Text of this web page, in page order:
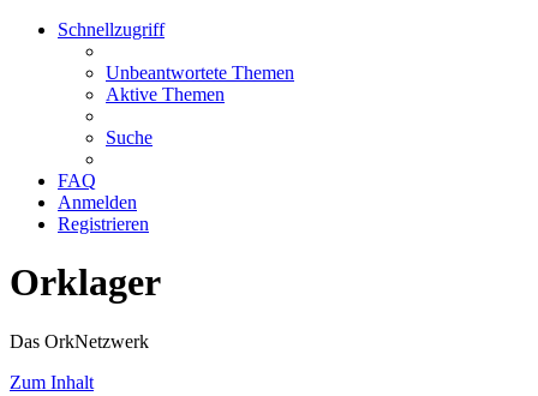
Schnellzugriff
Unbeantwortete Themen
Aktive Themen
Suche
FAQ
Anmelden
Registrieren
Orklager
Das OrkNetzwerk
Zum Inhalt